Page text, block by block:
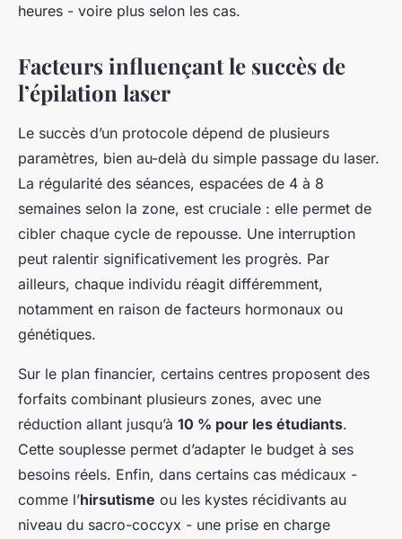
heures - voire plus selon les cas.
Facteurs influençant le succès de
l’épilation laser
Le succès d’un protocole dépend de plusieurs
paramètres, bien au-delà du simple passage du laser.
La régularité des séances, espacées de 4 à 8
semaines selon la zone, est cruciale : elle permet de
cibler chaque cycle de repousse. Une interruption
peut ralentir significativement les progrès. Par
ailleurs, chaque individu réagit différemment,
notamment en raison de facteurs hormonaux ou
génétiques.
Sur le plan financier, certains centres proposent des
forfaits combinant plusieurs zones, avec une
réduction allant jusqu’à 10 % pour les étudiants.
Cette souplesse permet d’adapter le budget à ses
besoins réels. Enfin, dans certains cas médicaux -
comme l’hirsutisme ou les kystes récidivants au
niveau du sacro-coccyx - une prise en charge